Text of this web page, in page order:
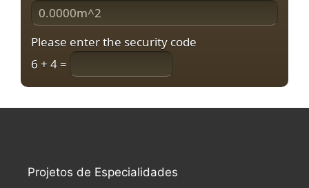
Please enter the security code
6 + 4 =
Projetos de Especialidades